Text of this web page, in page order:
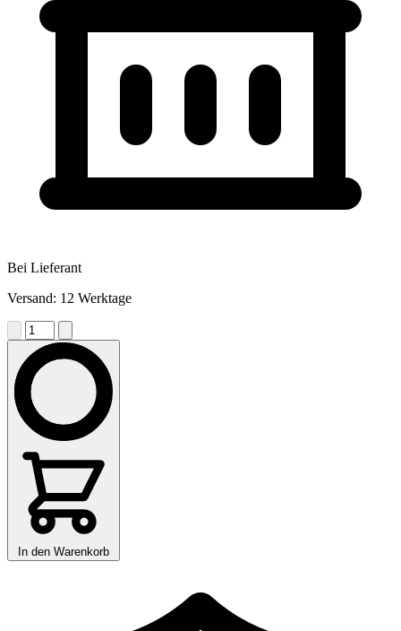
Bei Lieferant
Versand: 12 Werktage
In den Warenkorb